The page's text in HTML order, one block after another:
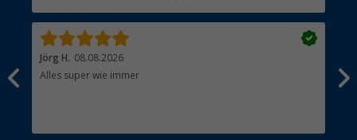
Jörg H. 08.08.2026
Alles super wie immer